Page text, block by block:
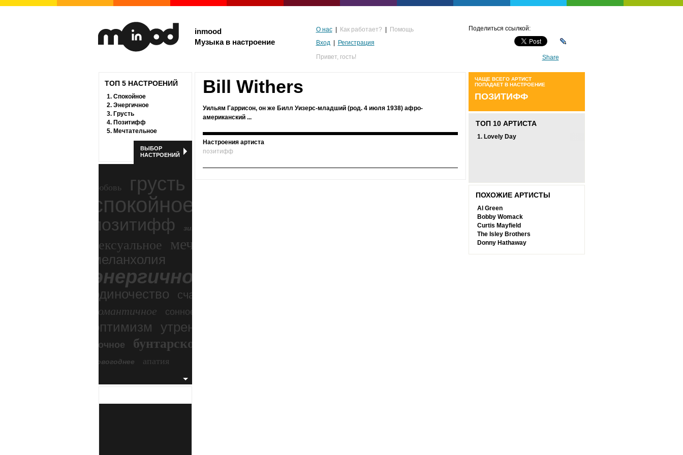
inmood
Музыка в настроение
О нас Как работает?
Помощь
Вход
Регистрация
Привет, гость!
Поделиться ссылкой:
Share
ТОП 5 НАСТРОЕНИЙ
1. Спокойное
2. Энергичное
3. Грусть
4. Позитифф
5. Мечтательное
ВЫБОР
НАСТРОЕНИЙ
любовь грусть
спокойное
позитифф зимний экстрим
сексуальное мечтательное
меланхолия
энергичное
одиночество счастье
романтичное сонное
оптимизм утреннее
ночное бунтарское
новогоднее
апатия
Bill Withers
Уильям Гаррисон, он же Билл Уизерс-младший (род. 4 июля 1938) афро-
американский ...
Настроения артиста
позитифф
ЧАЩЕ ВСЕГО АРТИСТ
ПОПАДАЕТ В НАСТРОЕНИЕ
ПОЗИТИФФ
ТОП 10 АРТИСТА
1. Lovely Day
ПОХОЖИЕ АРТИСТЫ
Al Green
Bobby Womack
Curtis Mayfield
The Isley Brothers
Donny Hathaway